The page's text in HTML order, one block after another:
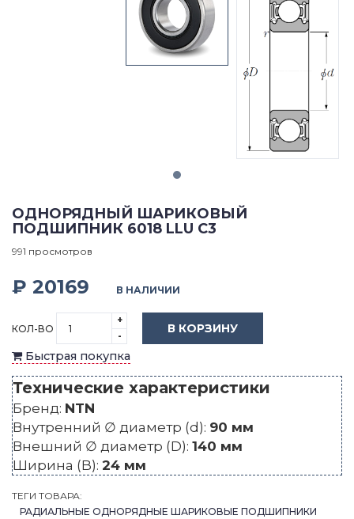
ОДНОРЯДНЫЙ ШАРИКОВЫЙ
ПОДШИПНИК 6018 LLU C3
991 просмотров
₽ 20169 В НАЛИЧИИ
КОЛ-ВО
+
-
В КОРЗИНУ
Быстрая покупка
Технические характеристики
Бренд: NTN
Внутренний ∅ диаметр (d): 90 мм
Внешний ∅ диаметр (D): 140 мм
Ширина (B): 24 мм
ТЕГИ ТОВАРА:
РАДИАЛЬНЫЕ ОДНОРЯДНЫЕ ШАРИКОВЫЕ ПОДШИПНИКИ